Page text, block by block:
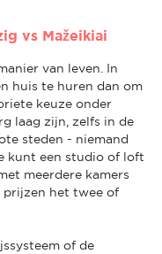
vs Mažeikiai
van leven. In
huis te huren dan om
keuze onder
laag zijn, zelfs in de
steden - niemand
kunt een studio of loft
meerdere kamers
prijzen het twee of
of de